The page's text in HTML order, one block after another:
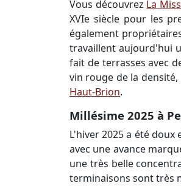
Vous découvrez La
XVIe siècle pour les
également
travaillent aujourd'hui
fait de terrasses avec
vin rouge de la
Haut-Brion.
Millésime 2025 à
L'hiver 2025 a été
avec une avance
une très belle
terminaisons sont très